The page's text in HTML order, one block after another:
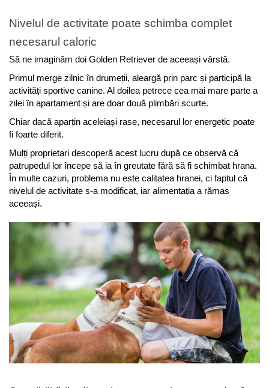
Nivelul de activitate poate schimba complet
necesarul caloric
Să ne imaginăm doi Golden Retriever de aceeași vârstă.
Primul merge zilnic în drumeții, aleargă prin parc și participă la
activități sportive canine. Al doilea petrece cea mai mare parte a
zilei în apartament și are doar două plimbări scurte.
Chiar dacă aparțin aceleiași rase, necesarul lor energetic poate
fi foarte diferit.
Mulți proprietari descoperă acest lucru după ce observă că
patrupedul lor începe să ia în greutate fără să fi schimbat hrana.
În multe cazuri, problema nu este calitatea hranei, ci faptul că
nivelul de activitate s-a modificat, iar alimentația a rămas
aceeași.